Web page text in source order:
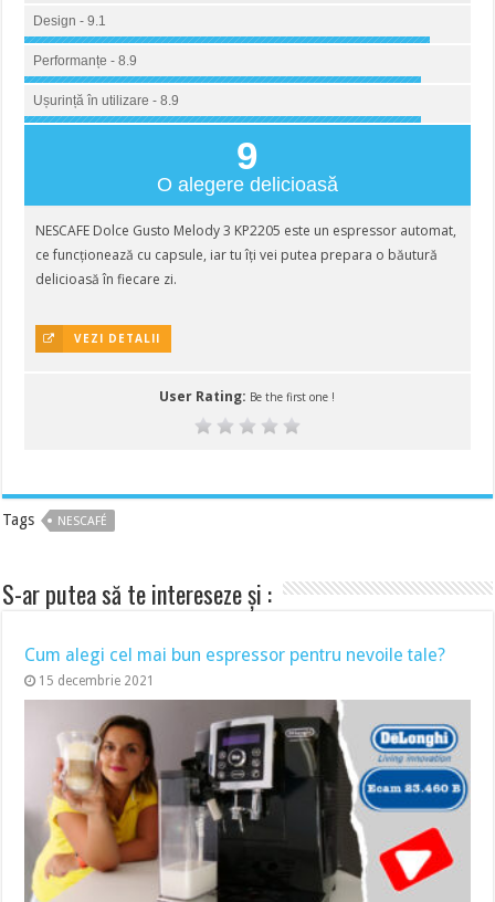
Design - 9.1
Performanțe - 8.9
Ușurință în utilizare - 8.9
9
O alegere delicioasă
NESCAFE Dolce Gusto Melody 3 KP2205 este un espressor automat,
ce funcționează cu capsule, iar tu îți vei putea prepara o băutură
delicioasă în fiecare zi.
VEZI DETALII
User Rating: Be the first one !
Tags NESCAFÉ
S-ar putea să te intereseze și :
Cum alegi cel mai bun espressor pentru nevoile tale?
15 decembrie 2021